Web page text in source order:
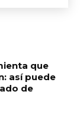
que
así puede
de